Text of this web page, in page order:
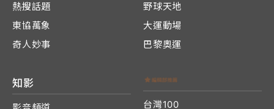
熱搜話題
東協萬象
奇人妙事
野球天地
大運動場
巴黎奧運
知影
台灣100